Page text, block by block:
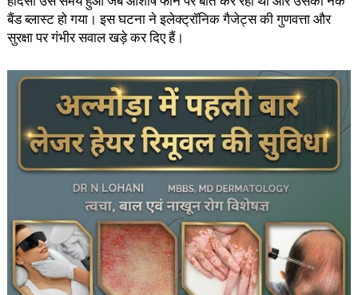
बैंड ब्लास्ट हो गया। इस घटना ने इलेक्ट्रॉनिक गैजेट्स की गुणवत्ता और
सुरक्षा पर गंभीर सवाल खड़े कर दिए हैं।